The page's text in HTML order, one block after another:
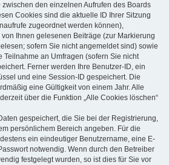
den einzelnen Aufrufen des Boards
Cookies sind die aktuelle ID Ihrer Sitzung
zugeordnet werden können),
von Ihnen gelesenen Beiträge (zur Markierung
sofern Sie nicht angemeldet sind) sowie
Teilnahme an Umfragen (sofern Sie nicht
Ferner werden Ihre Benutzer-ID, ein
und eine Session-ID gespeichert. Die
eine Gültigkeit von einem Jahr. Alle
über die Funktion „Alle Cookies löschen“
gespeichert, die Sie bei der Registrierung,
persönlichem Bereich angeben. Für die
ein eindeutiger Benutzername, eine E-
notwendig. Wenn durch den Betreiber
festgelegt wurden, so ist dies für Sie vor